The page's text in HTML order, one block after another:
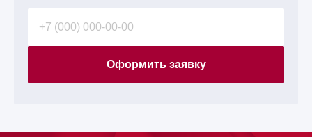
Оформить заявку